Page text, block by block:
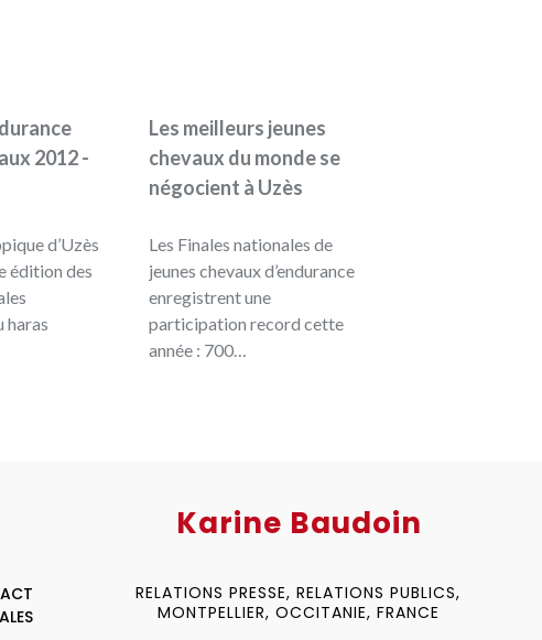
2012 -
d’Uzès
édition des
haras
Les meilleurs jeunes
chevaux du monde se
négocient à Uzès
Les Finales nationales de
jeunes chevaux d’endurance
enregistrent une
participation record cette
année : 700…
Karine Baudoin
RELATIONS PRESSE, RELATIONS PUBLICS,
MONTPELLIER, OCCITANIE, FRANCE